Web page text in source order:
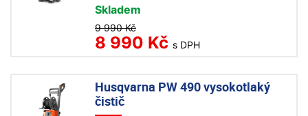
Skladem
9 990 Kč
8 990 Kč s DPH
Husqvarna PW 490 vysokotlaký
čistič